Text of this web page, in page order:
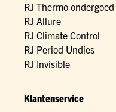
RJ Thermo ondergoed
RJ Allure
RJ Climate Control
RJ Period Undies
RJ Invisible
Klantenservice